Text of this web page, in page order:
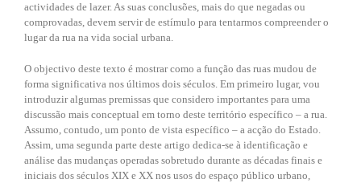
actividades de lazer. As suas conclusões, mais do que negadas ou
comprovadas, devem servir de estímulo para tentarmos compreender o
lugar da rua na vida social urbana.
O objectivo deste texto é mostrar como a função das ruas mudou de
forma significativa nos últimos dois séculos. Em primeiro lugar, vou
introduzir algumas premissas que considero importantes para uma
discussão mais conceptual em torno deste território específico – a rua.
Assumo, contudo, um ponto de vista específico – a acção do Estado.
Assim, uma segunda parte deste artigo dedica-se à identificação e
análise das mudanças operadas sobretudo durante as décadas finais e
iniciais dos séculos XIX e XX nos usos do espaço público urbano,